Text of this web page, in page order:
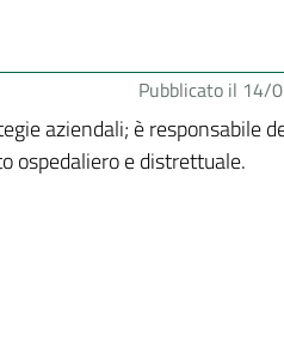
Pubblicato il 14/
aziendali; è responsabile
ospedaliero e distrettuale.